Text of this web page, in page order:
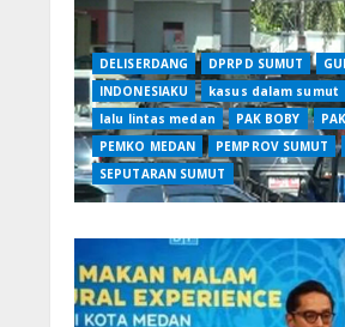
DELISERDANG DPRPD SUMUT
INDONESIAKU
kasus dalam sumut
lalu lintas medan
PAK BOBY
PEMKO MEDAN
PEMPROV SUMUT
SEPUTARAN SUMUT